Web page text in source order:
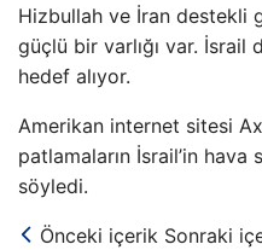
Hizbullah ve İran destekli
güçlü bir varlığı var. İsrail
hedef alıyor.
Amerikan internet sitesi
patlamaların İsrail’in hava
söyledi.
Önceki içerik Sonraki